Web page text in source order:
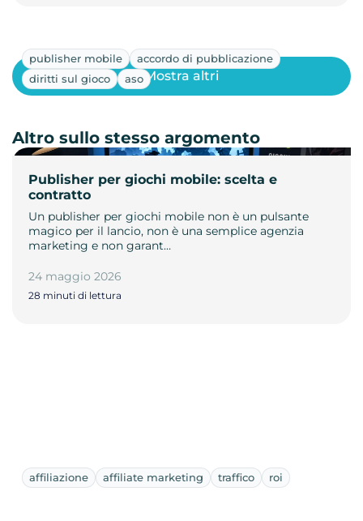
publisher mobile
accordo di pubblicazione
diritti sul gioco
aso
Publisher per giochi mobile: scelta e
contratto
Un publisher per giochi mobile non è un pulsante
magico per il lancio, non è una semplice agenzia
marketing e non garant…
24 maggio 2026
28 minuti di lettura
Mostra altri
Altro sullo stesso argomento
affiliazione affiliate marketing traffico roi